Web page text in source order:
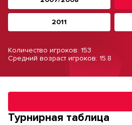
2011
Количество игроков: 153
Средний возраст игроков: 15.8
Навигация по разделам турнира
Турнирная таблица